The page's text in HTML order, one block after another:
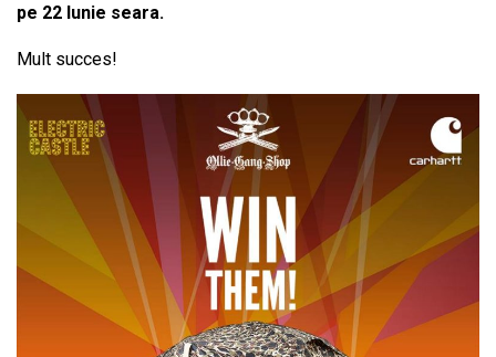
pe 22 Iunie seara.
Mult succes!